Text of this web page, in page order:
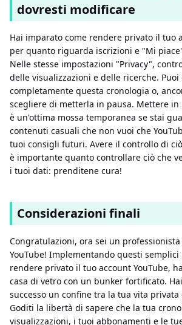
dovresti modificare
Hai imparato come rendere privato il tuo
per quanto riguarda iscrizioni e "Mi
Nelle stesse impostazioni "Privacy",
delle visualizzazioni e delle ricerche. Puoi
completamente questa cronologia o,
scegliere di metterla in pausa. Mettere in
è un'ottima mossa temporanea se stai
contenuti casuali che non vuoi che
tuoi consigli futuri. Avere il controllo di
è importante quanto controllare ciò che
i tuoi dati: prenditene cura!
Considerazioni finali
Congratulazioni, ora sei un
YouTube! Implementando questi semplici
rendere privato il tuo account YouTube,
casa di vetro con un bunker fortificato.
successo un confine tra la tua vita
Goditi la libertà di sapere che la tua
visualizzazioni, i tuoi abbonamenti e le